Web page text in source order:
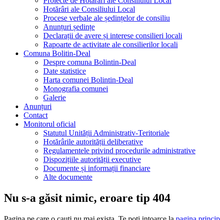
Hotărâri ale Consiliului Local
Procese verbale ale ședințelor de consiliu
Anunțuri ședințe
Declarații de avere și interese consilieri locali
Rapoarte de activitate ale consilierilor locali
Comuna Bolitin-Deal
Despre comuna Bolintin-Deal
Date statistice
Harta comunei Bolintin-Deal
Monografia comunei
Galerie
Anunțuri
Contact
Monitorul oficial
Statutul Unității Administrativ-Teritoriale
Hotărârile autorității deliberative
Regulamentele privind procedurile administrative
Dispozițiile autorității executive
Documente și informații financiare
Alte documente
Nu s-a găsit nimic, eroare tip 404